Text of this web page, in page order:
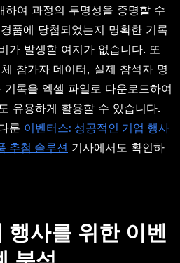
하여 과정의 투명성을 증명할 수
품에 당첨되었는지 명확한 기록
가 발생할 여지가 없습니다. 또
참가자 데이터, 실제 참석자 명
록을 엑셀 파일로 다운로드하여
유용하게 활용할 수 있습니다.
룬 이벤터스: 성공적인 기업 행사
추첨 솔루션 기사에서도 확인하
행사를 위한 이벤